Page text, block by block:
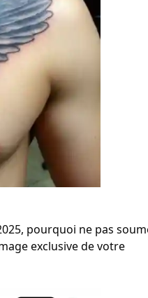
pourquoi ne pas
exclusive de votre